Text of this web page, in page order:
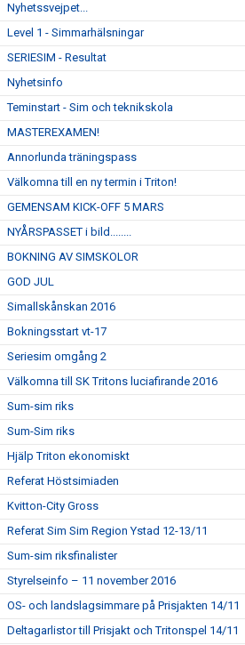
Nyhetssvejpet...
Level 1 - Simmarhälsningar
SERIESIM - Resultat
Nyhetsinfo
Teminstart - Sim och teknikskola
MASTEREXAMEN!
Annorlunda träningspass
Välkomna till en ny termin i Triton!
GEMENSAM KICK-OFF 5 MARS
NYÅRSPASSET i bild........
BOKNING AV SIMSKOLOR
GOD JUL
Simallskånskan 2016
Bokningsstart vt-17
Seriesim omgång 2
Välkomna till SK Tritons luciafirande 2016
Sum-sim riks
Sum-Sim riks
Hjälp Triton ekonomiskt
Referat Höstsimiaden
Kvitton-City Gross
Referat Sim Sim Region Ystad 12-13/11
Sum-sim riksfinalister
Styrelseinfo – 11 november 2016
OS- och landslagsimmare på Prisjakten 14/11
Deltagarlistor till Prisjakt och Tritonspel 14/11